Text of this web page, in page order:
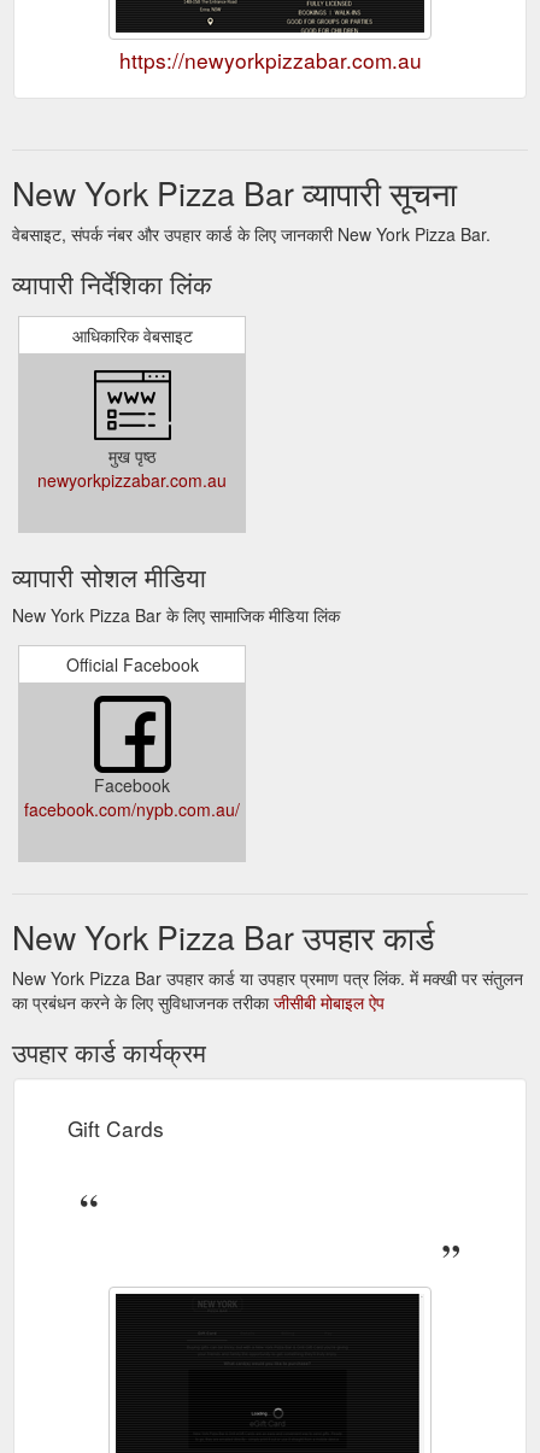
https://newyorkpizzabar.com.au
New York Pizza Bar व्यापारी सूचना
वेबसाइट, संपर्क नंबर और उपहार कार्ड के लिए जानकारी New York Pizza Bar.
व्यापारी निर्देशिका लिंक
आधिकारिक वेबसाइट
मुख पृष्ठ
newyorkpizzabar.com.au
व्यापारी सोशल मीडिया
New York Pizza Bar के लिए सामाजिक मीडिया लिंक
Official Facebook
Facebook
facebook.com/nypb.com.au/
New York Pizza Bar उपहार कार्ड
New York Pizza Bar उपहार कार्ड या उपहार प्रमाण पत्र लिंक. में मक्खी पर संतुलन
का प्रबंधन करने के लिए सुविधाजनक तरीकाजीसीबी मोबाइल ऐप
उपहार कार्ड कार्यक्रम
Gift Cards